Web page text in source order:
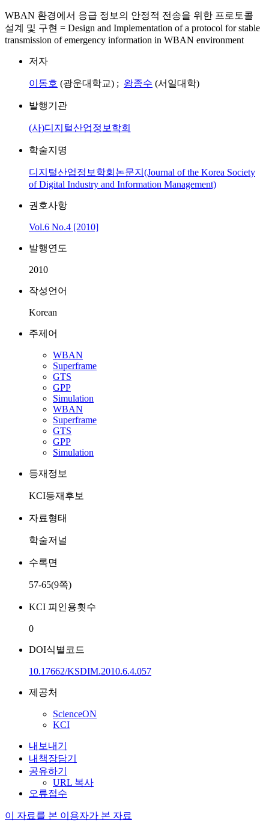
WBAN 환경에서 응급 정보의 안정적 전송을 위한 프로토콜
설계 및 구현 = Design and Implementation of a protocol for stable
transmission of emergency information in WBAN environment
저자
이동호 (광운대학교) ; 왕종수 (서일대학)
발행기관
(사)디지털산업정보학회
학술지명
디지털산업정보학회논문지(Journal of the Korea Society
of Digital Industry and Information Management)
권호사항
Vol.6 No.4 [2010]
발행연도
2010
작성언어
Korean
주제어
WBAN
Superframe
GTS
GPP
Simulation
WBAN
Superframe
GTS
GPP
Simulation
등재정보
KCI등재후보
자료형태
학술저널
수록면
57-65(9쪽)
KCI 피인용횟수
0
DOI식별코드
10.17662/KSDIM.2010.6.4.057
제공처
ScienceON
KCI
내보내기
내책장담기
공유하기
URL 복사
오류접수
이 자료를 본 이용자가 본 자료